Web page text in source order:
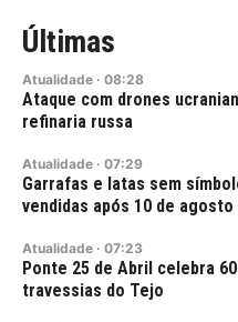
Últimas
Atualidade · 08:28
Ataque com drones
refinaria russa
Atualidade · 07:29
Garrafas e latas sem
vendidas após 10 de agosto
Atualidade · 07:23
Ponte 25 de Abril celebra
travessias do Tejo